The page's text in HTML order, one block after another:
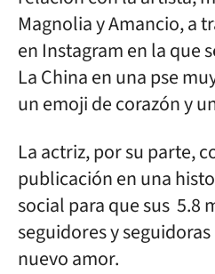
Magnolia y Amancio, a
en Instagram en la que
La China en una pse
un emoji de corazón y
La actriz, por su parte,
publicación en una
social para que sus 5.8
seguidores y
nuevo amor.